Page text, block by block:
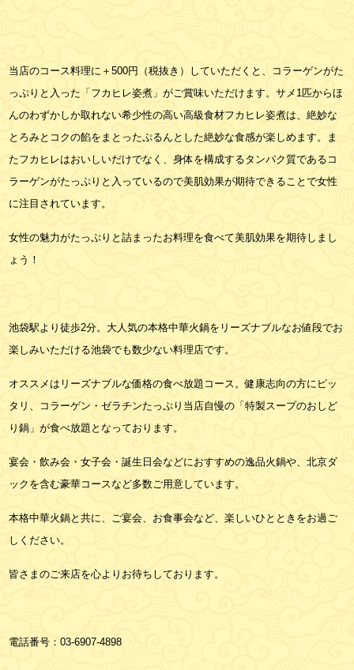
当店のコース料理に＋500円（税抜き）していただくと、コラーゲンがた
っぷりと入った「フカヒレ姿煮」がご賞味いただけます。サメ1匹からほ
んのわずかしか取れない希少性の高い高級食材フカヒレ姿煮は、絶妙な
とろみとコクの餡をまとったぷるんとした絶妙な食感が楽しめます。ま
たフカヒレはおいしいだけでなく、身体を構成するタンパク質であるコ
ラーゲンがたっぷりと入っているので美肌効果が期待できることで女性
に注目されています。
女性の魅力がたっぷりと詰まったお料理を食べて美肌効果を期待しまし
ょう！
池袋駅より徒歩2分。大人気の本格中華火鍋をリーズナブルなお値段でお
楽しみいただける池袋でも数少ない料理店です。
オススメはリーズナブルな価格の食べ放題コース。健康志向の方にピッ
タリ、コラーゲン・ゼラチンたっぷり当店自慢の「特製スープのおしど
り鍋」が食べ放題となっております。
宴会・飲み会・女子会・誕生日会などにおすすめの逸品火鍋や、北京ダ
ックを含む豪華コースなど多数ご用意しています。
本格中華火鍋と共に、ご宴会、お食事会など、楽しいひとときをお過ご
しください。
皆さまのご来店を心よりお待ちしております。
電話番号：03-6907-4898